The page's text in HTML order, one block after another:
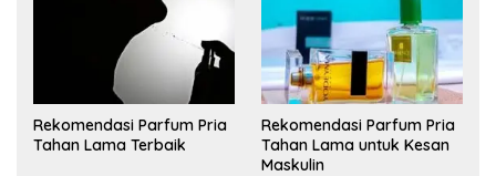
Rekomendasi Parfum Pria
Tahan Lama Terbaik
Rekomendasi Parfum Pria
Tahan Lama untuk Kesan
Maskulin